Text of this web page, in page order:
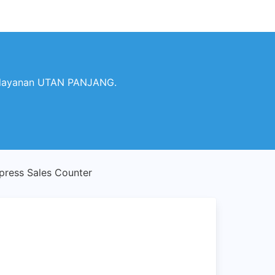
UTAN PANJANG.
Sales Counter